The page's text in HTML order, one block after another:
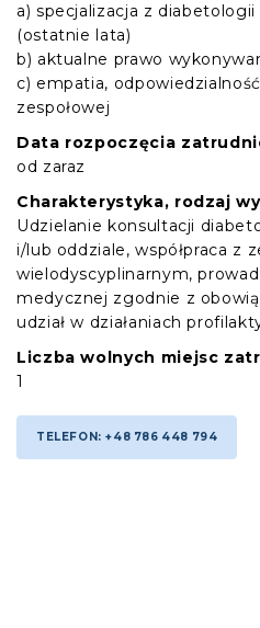
a) specjalizacja z
(ostatnie lata)
b) aktualne prawo
c) empatia,
zespołowej
Data rozpoczęcia
od zaraz
Charakterystyka, rodzaj
Udzielanie konsultacji
i/lub oddziale, współpraca z
wielodyscyplinarnym,
medycznej zgodnie z
udział w działaniach
Liczba wolnych miejsc
1
TELEFON: +48 786 448 794